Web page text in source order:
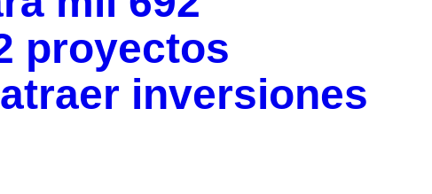
proyectos
inversiones